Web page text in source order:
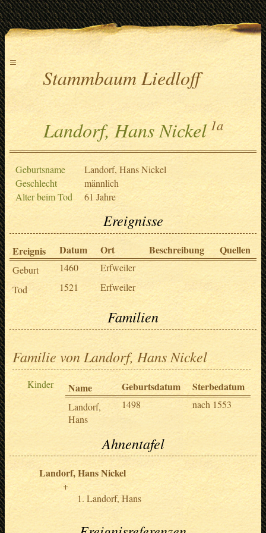
≡
Stammbaum Liedloff
Landorf, Hans Nickel 1a
Geburtsname
Landorf, Hans Nickel
Geschlecht
männlich
Alter beim Tod
61 Jahre
Ereignisse
Ereignis Datum Ort Beschreibung Quellen
Geburt 1460
Erfweiler
Tod
1521 Erfweiler
Familien
Familie von Landorf, Hans Nickel
Kinder Name Geburtsdatum Sterbedatum
Landorf,
Hans
1498 nach 1553
Ahnentafel
Landorf, Hans Nickel
Landorf, Hans